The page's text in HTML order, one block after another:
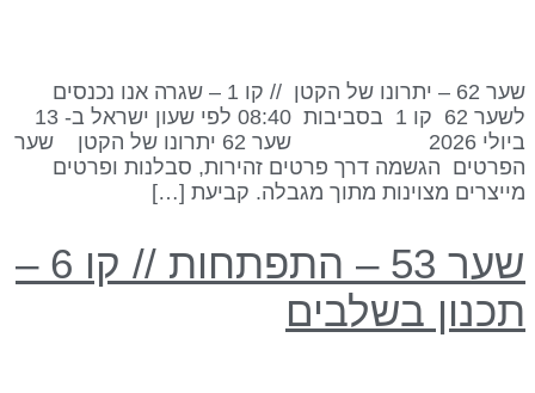
שער 62 – יתרונו של הקטן // קו 1 – שגרה אנו נכנסים
לשער 62 קו 1 בסביבות 08:40 לפי שעון ישראל ב- 13
ביולי 2026 שער 62 יתרונו של הקטן שער
הגשמה דרך פרטים זהירות, סבלנות ופרטים
מצוינות מתוך מגבלה. קביעת […]
שער 53 – התפתחות // קו 6 –
בשלבים